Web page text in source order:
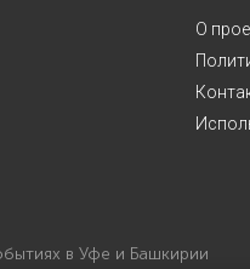
О
в Уфе и Башкирии